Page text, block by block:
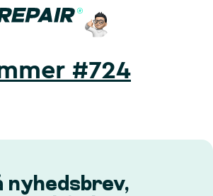
#724
nyhedsbrev,